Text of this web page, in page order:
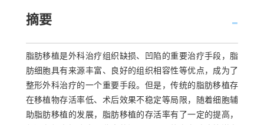
摘要
脂肪移植是外科治疗组织缺损、凹陷的重要治疗手段，脂
肪细胞具有来源丰富、良好的组织相容性等优点，成为了
整形外科治疗的一个重要手段。但是，传统的脂肪移植存
在移植物存活率低、术后效果不稳定等局限，随着细胞辅
助脂肪移植的发展，脂肪移植的存活率有了一定的提高，